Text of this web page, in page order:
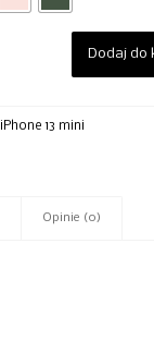
Dodaj do
iPhone 13 mini
Opinie (0)